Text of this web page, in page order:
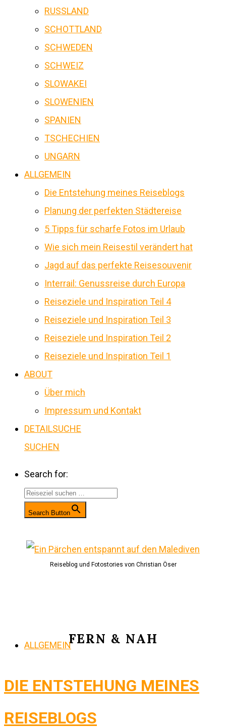
RUSSLAND
SCHOTTLAND
SCHWEDEN
SCHWEIZ
SLOWAKEI
SLOWENIEN
SPANIEN
TSCHECHIEN
UNGARN
ALLGEMEIN
Die Entstehung meines Reiseblogs
Planung der perfekten Städtereise
5 Tipps für scharfe Fotos im Urlaub
Wie sich mein Reisestil verändert hat
Jagd auf das perfekte Reisesouvenir
Interrail: Genussreise durch Europa
Reiseziele und Inspiration Teil 4
Reiseziele und Inspiration Teil 3
Reiseziele und Inspiration Teil 2
Reiseziele und Inspiration Teil 1
ABOUT
Über mich
Impressum und Kontakt
DETAILSUCHE
SUCHEN
Search for:
Search Button
Reiseblog und Fotostories von Christian Öser
FERN & NAH
ALLGEMEIN
DIE ENTSTEHUNG MEINES
REISEBLOGS